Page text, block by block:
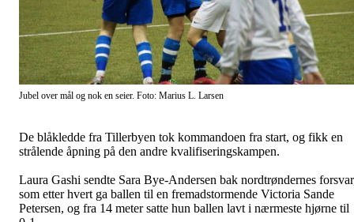
Jubel over mål og nok en seier. Foto: Marius L. Larsen
De blåkledde fra Tillerbyen tok kommandoen fra start, og fikk en
strålende åpning på den andre kvalifiseringskampen.
Laura Gashi sendte Sara Bye-Andersen bak nordtrøndernes
som etter hvert ga ballen til en fremadstormende Victoria Sande
Petersen, og fra 14 meter satte hun ballen lavt i nærmeste hjørne til